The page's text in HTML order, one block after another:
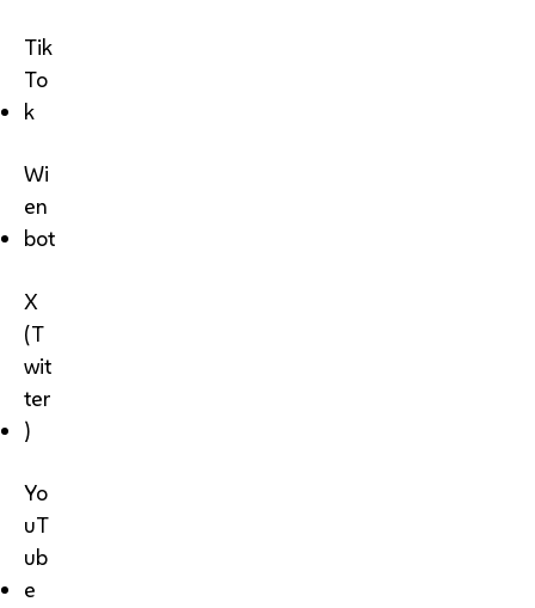
Tik
To
k
Wi
en
bot
X
(T
wit
ter
)
Yo
uT
ub
e